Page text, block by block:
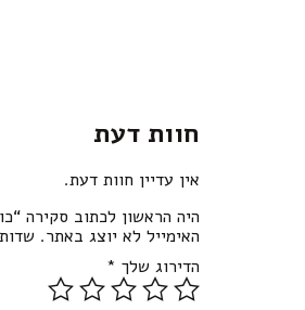
חוות דעת
אין עדיין חוות דעת.
היה הראשון לכתוב סקירה “כוס
האימייל לא יוצג באתר.
הדירוג שלך *